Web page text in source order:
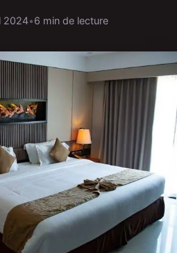
2024•6 min de lecture